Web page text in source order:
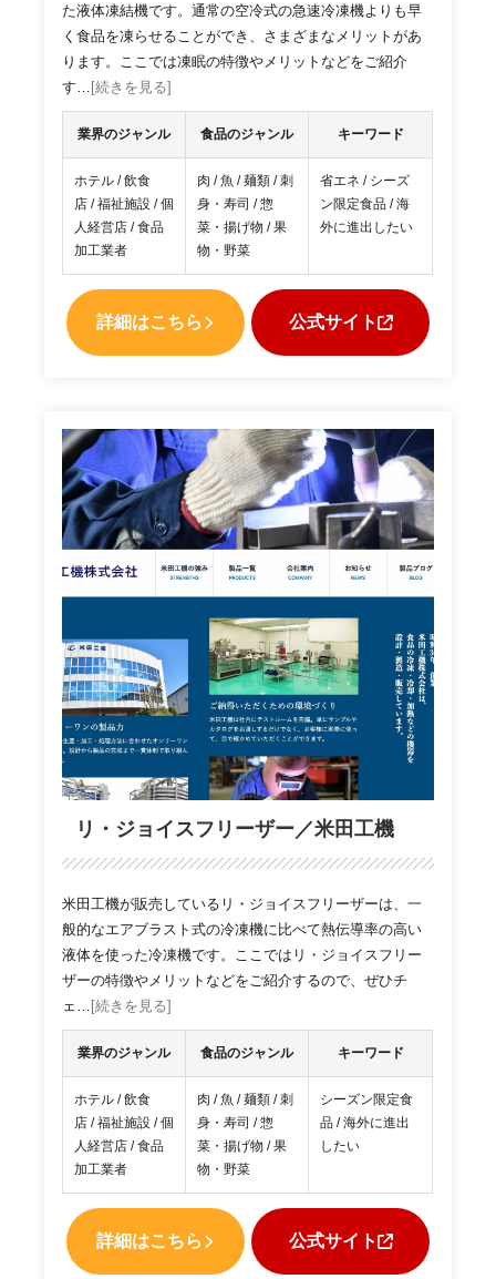
た液体凍結機です。通常の空冷式の急速冷凍機よりも早
く食品を凍らせることができ、さまざまなメリットがあ
ります。ここでは凍眠の特徴やメリットなどをご紹介
す…
[続きを見る]
業界のジャンル 食品のジャンル キーワード
ホテル / 飲食
店 / 福祉施設 / 個
人経営店 / 食品
加工業者
肉 / 魚 / 麺類 / 刺
身・寿司 / 惣
菜・揚げ物 / 果
物・野菜
省エネ / シーズ
ン限定食品 / 海
外に進出したい
詳細はこちら 公式サイト
リ・ジョイスフリーザー／米田工機
米田工機が販売しているリ・ジョイスフリーザーは、一
般的なエアブラスト式の冷凍機に比べて熱伝導率の高い
液体を使った冷凍機です。ここではリ・ジョイスフリー
ザーの特徴やメリットなどをご紹介するので、ぜひチ
ェ…
[続きを見る]
業界のジャンル 食品のジャンル キーワード
ホテル / 飲食
店 / 福祉施設 / 個
人経営店 / 食品
加工業者
肉 / 魚 / 麺類 / 刺
身・寿司 / 惣
菜・揚げ物 / 果
物・野菜
シーズン限定食
品 / 海外に進出
したい
詳細はこちら 公式サイト